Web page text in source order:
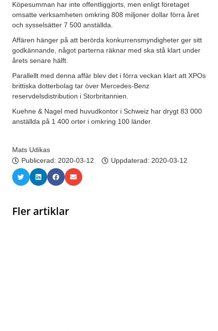
Köpesumman har inte offentliggjorts, men enligt företaget
omsatte verksamheten omkring 808 miljoner dollar förra året
och sysselsätter 7 500 anställda.
Affären hänger på att berörda konkurrensmyndigheter ger sitt
godkännande, något parterna räknar med ska stå klart under
årets senare hälft.
Parallellt med denna affär blev det i förra veckan klart att XPOs
brittiska dotterbolag tar över Mercedes-Benz
reservdelsdistribution i Storbritannien.
Kuehne & Nagel med huvudkontor i Schweiz har drygt 83 000
anställda på 1 400 orter i omkring 100 länder.
Mats Udikas
Publicerad: 2020-03-12 Uppdaterad: 2020-03-12
Fler artiklar